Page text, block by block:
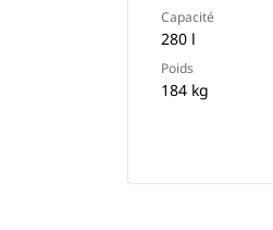
Capacité
280 l
Poids
184 kg